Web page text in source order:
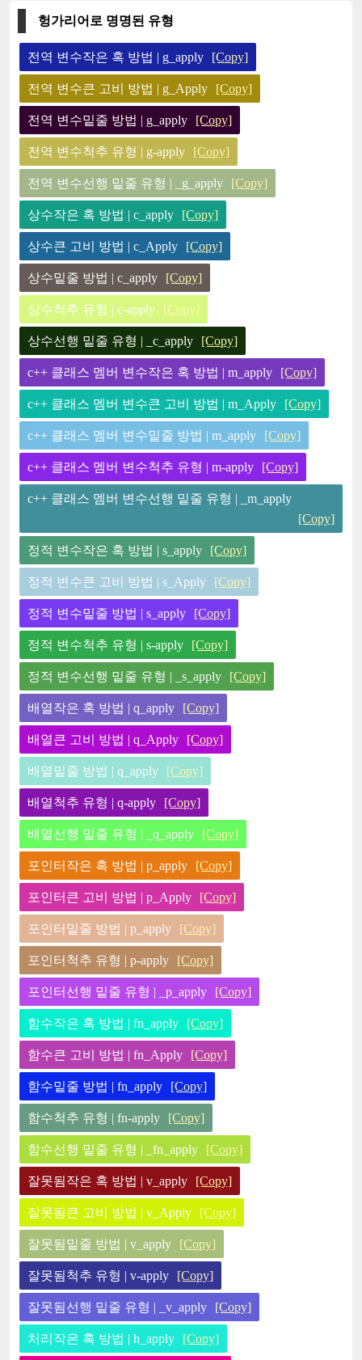
헝가리어로 명명된 유형
전역 변수작은 혹 방법 | g_apply [Copy]
전역 변수큰 고비 방법 | g_Apply [Copy]
전역 변수밑줄 방법 | g_apply [Copy]
전역 변수척추 유형 | g-apply [Copy]
전역 변수선행 밑줄 유형 | _g_apply [Copy]
상수작은 혹 방법 | c_apply [Copy]
상수큰 고비 방법 | c_Apply [Copy]
상수밑줄 방법 | c_apply [Copy]
상수척추 유형 | c-apply [Copy]
상수선행 밑줄 유형 | _c_apply [Copy]
c++ 클래스 멤버 변수작은 혹 방법 | m_apply [Copy]
c++ 클래스 멤버 변수큰 고비 방법 | m_Apply [Copy]
c++ 클래스 멤버 변수밑줄 방법 | m_apply [Copy]
c++ 클래스 멤버 변수척추 유형 | m-apply [Copy]
c++ 클래스 멤버 변수선행 밑줄 유형 | _m_apply
[Copy]
정적 변수작은 혹 방법 | s_apply [Copy]
정적 변수큰 고비 방법 | s_Apply [Copy]
정적 변수밑줄 방법 | s_apply [Copy]
정적 변수척추 유형 | s-apply [Copy]
정적 변수선행 밑줄 유형 | _s_apply [Copy]
배열작은 혹 방법 | q_apply [Copy]
배열큰 고비 방법 | q_Apply [Copy]
배열밑줄 방법 | q_apply [Copy]
배열척추 유형 | q-apply [Copy]
배열선행 밑줄 유형 | _q_apply [Copy]
포인터작은 혹 방법 | p_apply [Copy]
포인터큰 고비 방법 | p_Apply [Copy]
포인터밑줄 방법 | p_apply [Copy]
포인터척추 유형 | p-apply [Copy]
포인터선행 밑줄 유형 | _p_apply [Copy]
함수작은 혹 방법 | fn_apply [Copy]
함수큰 고비 방법 | fn_Apply [Copy]
함수밑줄 방법 | fn_apply [Copy]
함수척추 유형 | fn-apply [Copy]
함수선행 밑줄 유형 | _fn_apply [Copy]
잘못됨작은 혹 방법 | v_apply [Copy]
잘못됨큰 고비 방법 | v_Apply [Copy]
잘못됨밑줄 방법 | v_apply [Copy]
잘못됨척추 유형 | v-apply [Copy]
잘못됨선행 밑줄 유형 | _v_apply [Copy]
처리작은 혹 방법 | h_apply [Copy]